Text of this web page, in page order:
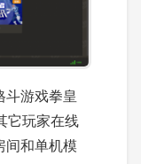
游戏拳皇
它玩家在线
间和单机模